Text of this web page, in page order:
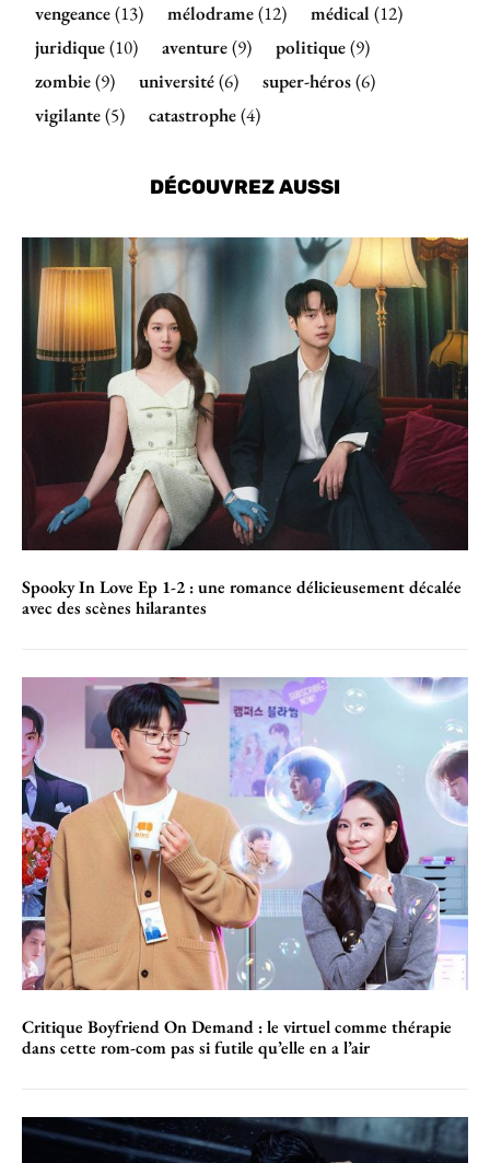
vengeance(13) mélodrame(12) médical(12)
juridique(10) aventure(9) politique(9)
zombie(9) université(6) super-héros(6)
vigilante(5) catastrophe(4)
DÉCOUVREZ AUSSI
Spooky In Love Ep 1-2 : une romance délicieusement décalée
avec des scènes hilarantes
Critique Boyfriend On Demand : le virtuel comme thérapie
dans cette rom-com pas si futile qu’elle en a l’air